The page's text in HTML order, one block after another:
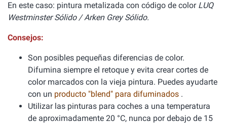
En este caso: pintura metalizada con código de color LUQ
Westminster Sólido / Arken Grey Sólido.
Consejos:
Son posibles pequeñas diferencias de color.
Difumina siempre el retoque y evita crear cortes de
color marcados con la vieja pintura. Puedes ayudarte
con un producto "blend" para difuminados .
Utilizar las pinturas para coches a una temperatura
de aproximadamente 20 °C, nunca por debajo de 15